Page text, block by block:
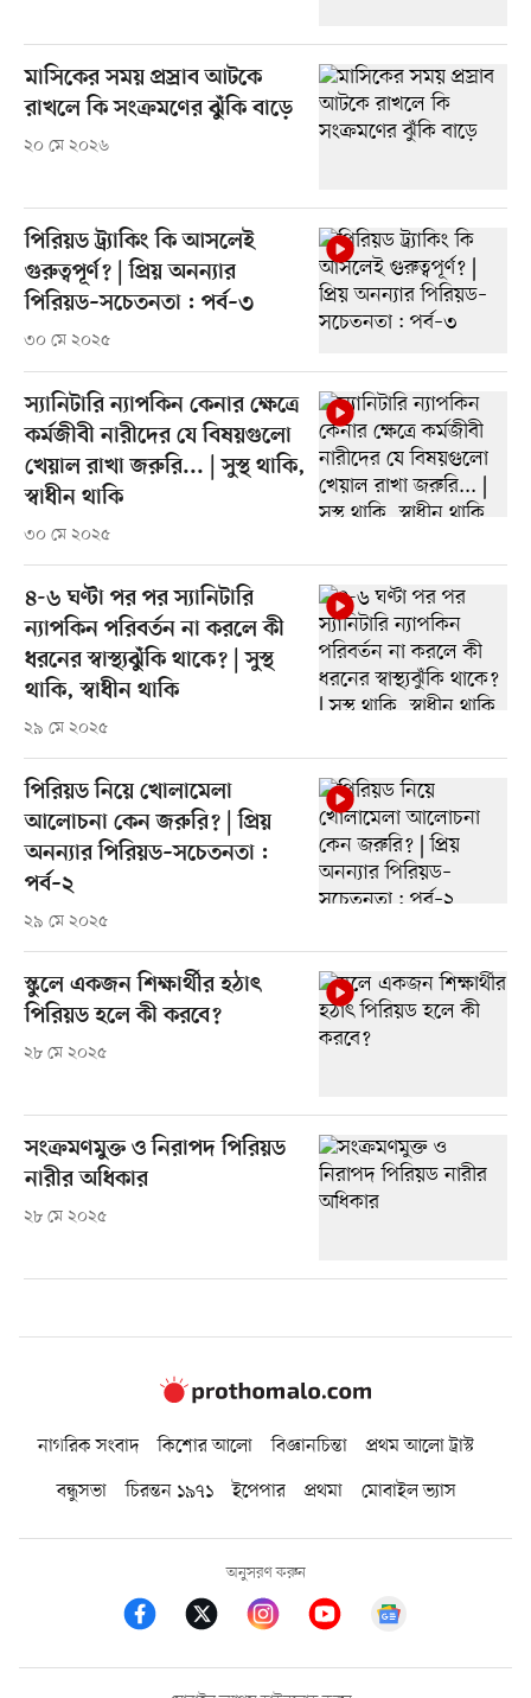
মাসিকের সময় প্রস্রাব আটকে
রাখলে কি সংক্রমণের ঝুঁকি বাড়ে
২০ মে ২০২৬
পিরিয়ড ট্র্যাকিং কি আসলেই
গুরুত্বপূর্ণ? | প্রিয় অনন্যার
পিরিয়ড–সচেতনতা : পর্ব–৩
৩০ মে ২০২৫
স্যানিটারি ন্যাপকিন কেনার ক্ষেত্রে
কর্মজীবী নারীদের যে বিষয়গুলো
খেয়াল রাখা জরুরি... | সুস্থ থাকি,
স্বাধীন থাকি
৩০ মে ২০২৫
৪-৬ ঘণ্টা পর পর স্যানিটারি
ন্যাপকিন পরিবর্তন না করলে কী
ধরনের স্বাস্থ্যঝুঁকি থাকে? | সুস্থ
থাকি, স্বাধীন থাকি
২৯ মে ২০২৫
পিরিয়ড নিয়ে খোলামেলা
আলোচনা কেন জরুরি? | প্রিয়
অনন্যার পিরিয়ড–সচেতনতা :
পর্ব–২
২৯ মে ২০২৫
স্কুলে একজন শিক্ষার্থীর হঠাৎ
পিরিয়ড হলে কী করবে?
২৮ মে ২০২৫
সংক্রমণমুক্ত ও নিরাপদ পিরিয়ড
নারীর অধিকার
২৮ মে ২০২৫
নাগরিক সংবাদ কিশোর আলো বিজ্ঞানচিন্তা
প্রথম আলো ট্রাস্ট
বন্ধুসভা
চিরন্তন ১৯৭১ ইপেপার প্রথমা মোবাইল ভ্যাস
অনুসরণ করুন